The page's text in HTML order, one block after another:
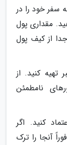
سفر خود را در
مقداری پول
از کیف پول
تهیه کنید. از
نامطمئن
کنید. اگر
آنجا را ترک